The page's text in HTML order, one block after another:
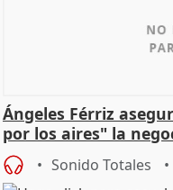
Ángeles Férriz
por los aires" la
SMA
Sonido Totales